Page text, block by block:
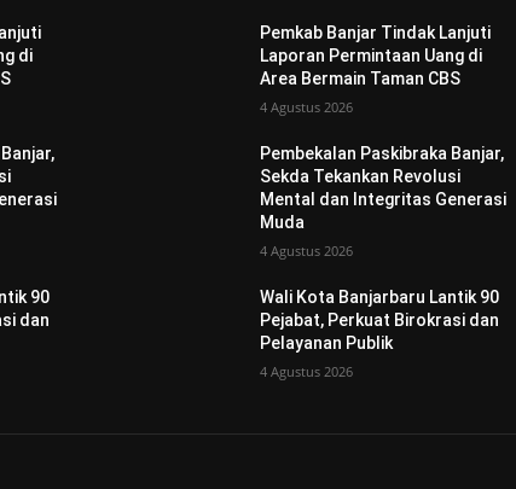
di
90
dan
Pemkab Banjar Tindak Lanjuti
Laporan Permintaan Uang di
Area Bermain Taman CBS
4 Agustus 2026
Pembekalan Paskibraka Banjar,
Sekda Tekankan Revolusi
Mental dan Integritas Generasi
Muda
4 Agustus 2026
Wali Kota Banjarbaru Lantik 90
Pejabat, Perkuat Birokrasi dan
Pelayanan Publik
4 Agustus 2026